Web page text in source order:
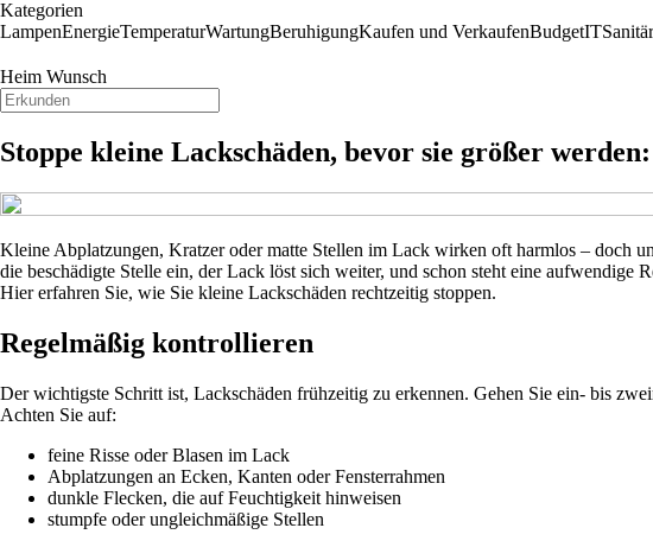
Kategorien
LampenEnergieTemperaturWartungBeruhigungKaufen und VerkaufenBudgetITSanitär
Heim Wunsch
Stoppe kleine Lackschäden, bevor sie größer werden:
Kleine Abplatzungen, Kratzer oder matte Stellen im Lack wirken oft harmlos – doch
die beschädigte Stelle ein, der Lack löst sich weiter, und schon steht eine
Hier erfahren Sie, wie Sie kleine Lackschäden rechtzeitig stoppen.
Regelmäßig kontrollieren
Der wichtigste Schritt ist, Lackschäden frühzeitig zu erkennen. Gehen Sie ein- bis
Achten Sie auf:
feine Risse oder Blasen im Lack
Abplatzungen an Ecken, Kanten oder Fensterrahmen
dunkle Flecken, die auf Feuchtigkeit hinweisen
stumpfe oder ungleichmäßige Stellen